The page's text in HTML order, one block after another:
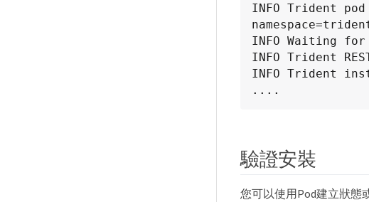
INFO Trident
INFO Waiting
INFO Trident
INFO Trident
....
驗證安裝
您可以使用Pod建立狀態